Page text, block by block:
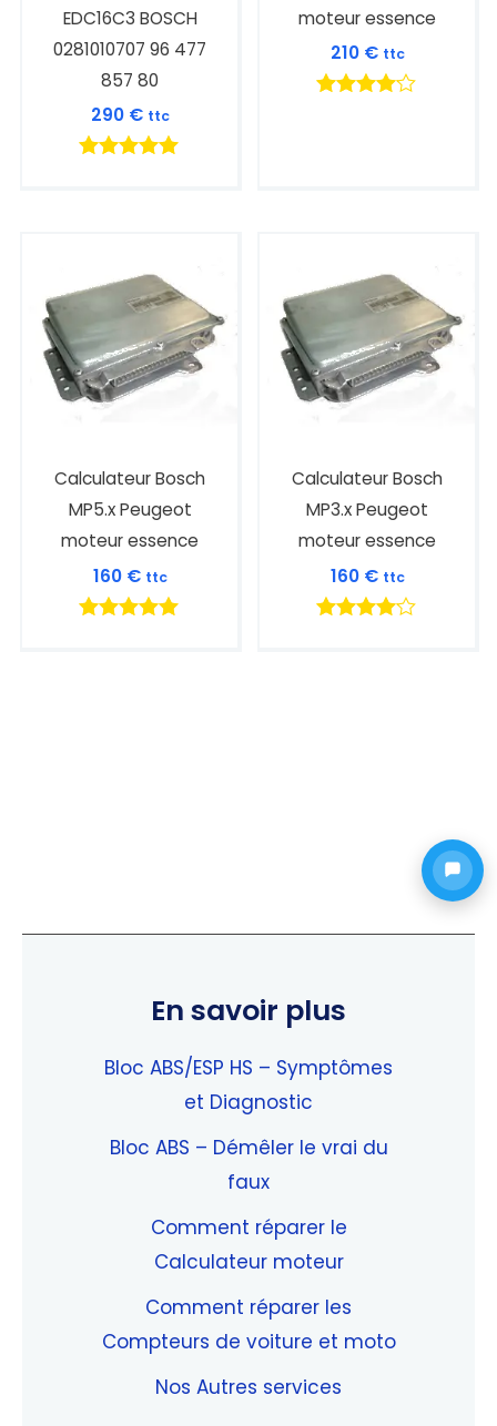
EDC16C3 BOSCH
0281010707 96 477
857 80
290 € ttc
moteur essence
210 € ttc
Calculateur Bosch
MP5.x Peugeot
moteur essence
160 € ttc
Calculateur Bosch
MP3.x Peugeot
moteur essence
160 € ttc
En savoir plus
Bloc ABS/ESP HS – Symptômes
et Diagnostic
Bloc ABS – Démêler le vrai du
faux
Comment réparer le
Calculateur moteur
Comment réparer les
Compteurs de voiture et moto
Nos Autres services